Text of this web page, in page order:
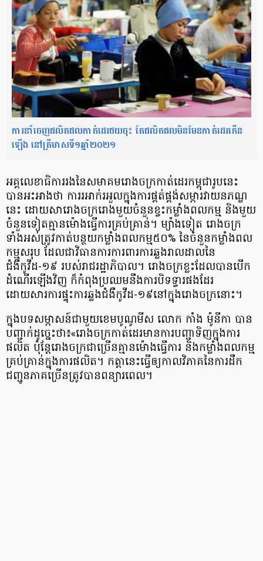
ការនាំចេញផលិតផលកាត់ដេរថយចុះ តែផលិតផល​មិនមែនកាត់ដេរកើន
ឡើង នៅត្រីមាសទី១ឆ្នាំ២០២១
អគ្គលេខាធិការរងនៃសមាគមរោងចក្រកាត់ដេរកម្ពុជារូបនេះ
បានអះអាងថា ការរអាក់រអួលក្នុងការផ្គត់ផ្គង់សម្ភារវាយនភណ្ឌ
នេះ ដោយសារោងចក្ររោងមួយចំនួនខ្វះកម្លាំងពលកម្ម និងមួយ
ចំនួនទៀតគ្មានម៉ោងធ្វើការគ្រប់គ្រាន់។ ម្យ៉ាងទៀត រោងចក្រ
ទាំងអស់ត្រូវកាត់បន្ថយកម្លាំងពលកម្ម៥០% នៃចំនួនកម្លាំងពល
កម្មសរុប ដែលជាវិធានការការពារការឆ្លងរាលដាលនៃ
ជំងឺកូវីដ-១៩ របស់រាជរដ្ឋាភិបាល។ រោងចក្រខ្លះដែលបានបើក
ដំណើរឡើងវិញ ក៏កំពុងប្រឈមនឹងការបិទទ្វារផងដែរ
ដោយសារការផ្ទុះការឆ្លងជំងឺកូវីដ-១៩នៅក្នុងរោងចក្រនោះ។
ក្នុងបទសម្ភាសន៍ជាមួយខេមបូណូមីស លោក កាំង ម៉ូនីកា បាន
បញ្ជាក់ដូច្នេះថា៖«រោងចក្រកាត់ដេរមានការបញ្ជាទិញក្នុងការ
ផលិត ប៉ុន្តែរោងចក្រជាច្រើនគ្មានម៉ោងធ្វើការ និងកម្លាំងពលកម្ម
គ្រប់គ្រាន់ក្នុងការផលិត។ កត្តានេះធ្វើឲ្យកាលវិភាគនៃការដឹក
ជញ្ជូនភាគច្រើនត្រូវបានពន្យារពេល។